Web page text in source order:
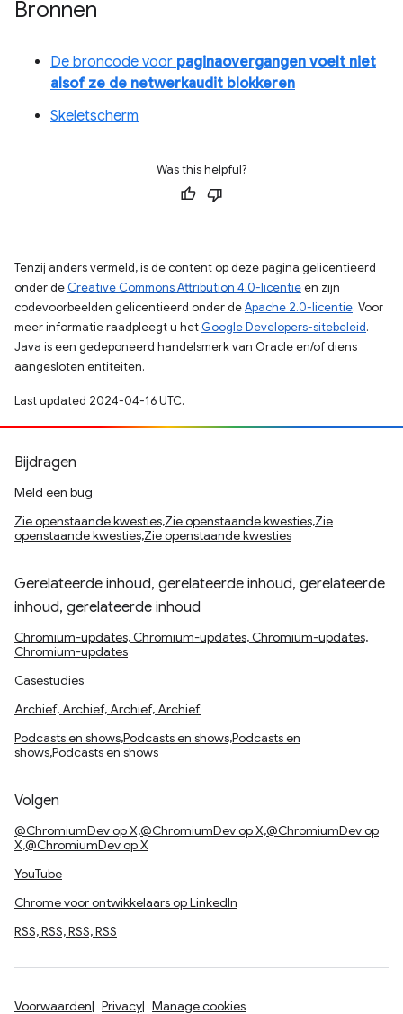
Bronnen
De broncode voor paginaovergangen voelt niet
alsof ze de netwerkaudit blokkeren
Skeletscherm
Was this helpful?
Tenzij anders vermeld, is de content op deze pagina gelicentieerd
onder de Creative Commons Attribution 4.0-licentieen zijn
codevoorbeelden gelicentieerd onder deApache 2.0-licentie. Voor
meer informatie raadpleegt u het Google Developers-sitebeleid.
Java is een gedeponeerd handelsmerk van Oracle en/of diens
aangesloten entiteiten.
Last updated 2024-04-16 UTC.
Bijdragen
Meld een bug
Zie openstaande kwesties,Zie openstaande kwesties,Zie
openstaande kwesties,Zie openstaande kwesties
Gerelateerde inhoud, gerelateerde inhoud, gerelateerde
inhoud, gerelateerde inhoud
Chromium-updates, Chromium-updates, Chromium-updates,
Chromium-updates
Casestudies
Archief, Archief, Archief, Archief
Podcasts en shows,Podcasts en shows,Podcasts en
shows,Podcasts en shows
Volgen
@ChromiumDev op X,@ChromiumDev op X,@ChromiumDev op
X,@ChromiumDev op X
YouTube
Chrome voor ontwikkelaars op LinkedIn
RSS, RSS, RSS, RSS
Voorwaarden Privacy Manage cookies